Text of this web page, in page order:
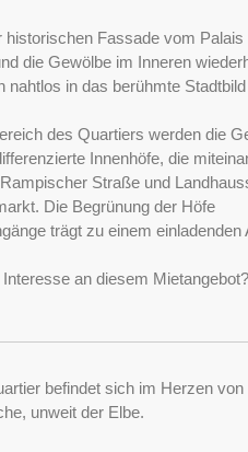
historischen Fassade vom
die Gewölbe im Inneren
nahtlos in das berühmte Stadtbild
des Quartiers werden die
Innenhöfe, die
Straße und
Die Begrünung der Höfe
trägt zu einem einladenden
Interesse an diesem
befindet sich im Herzen
unweit der Elbe.